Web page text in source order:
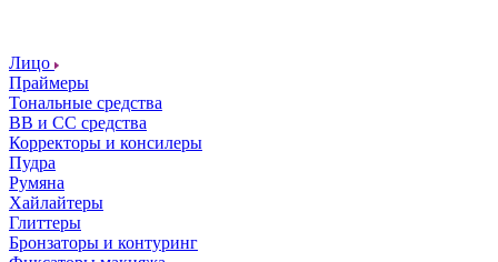
Лицо
Праймеры
Тональные средства
ВВ и СС средства
Корректоры и консилеры
Пудра
Румяна
Хайлайтеры
Глиттеры
Бронзаторы и контуринг